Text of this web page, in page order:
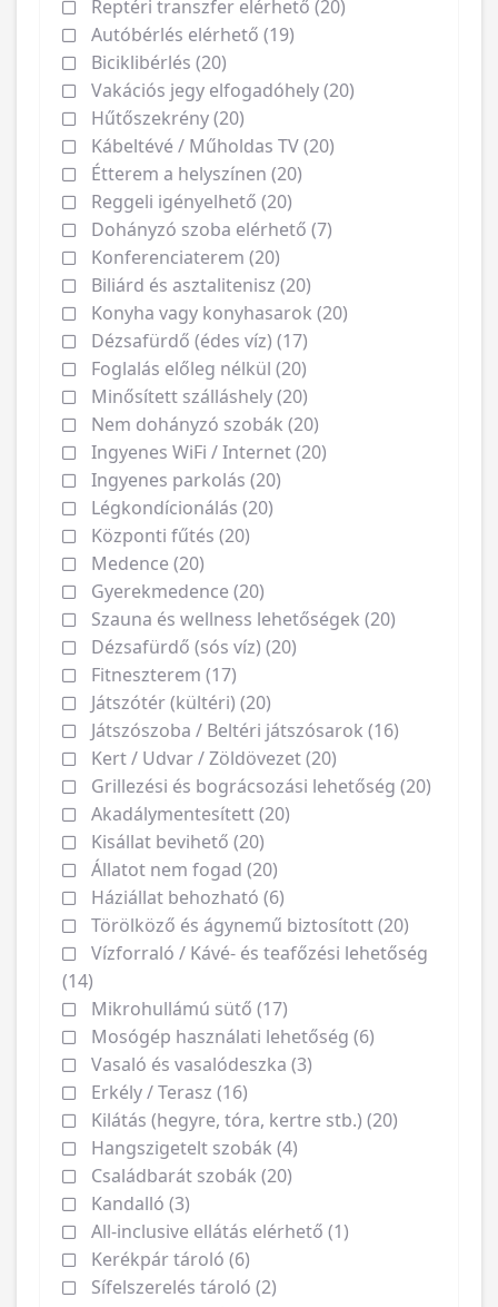
Reptéri transzfer elérhető (20)
Autóbérlés elérhető (19)
Biciklibérlés (20)
Vakációs jegy elfogadóhely (20)
Hűtőszekrény (20)
Kábeltévé / Műholdas TV (20)
Étterem a helyszínen (20)
Reggeli igényelhető (20)
Dohányzó szoba elérhető (7)
Konferenciaterem (20)
Biliárd és asztalitenisz (20)
Konyha vagy konyhasarok (20)
Dézsafürdő (édes víz) (17)
Foglalás előleg nélkül (20)
Minősített szálláshely (20)
Nem dohányzó szobák (20)
Ingyenes WiFi / Internet (20)
Ingyenes parkolás (20)
Légkondícionálás (20)
Központi fűtés (20)
Medence (20)
Gyerekmedence (20)
Szauna és wellness lehetőségek (20)
Dézsafürdő (sós víz) (20)
Fitneszterem (17)
Játszótér (kültéri) (20)
Játszószoba / Beltéri játszósarok (16)
Kert / Udvar / Zöldövezet (20)
Grillezési és bográcsozási lehetőség (20)
Akadálymentesített (20)
Kisállat bevihető (20)
Állatot nem fogad (20)
Háziállat behozható (6)
Törölköző és ágynemű biztosított (20)
Vízforraló / Kávé- és teafőzési lehetőség
(14)
Mikrohullámú sütő (17)
Mosógép használati lehetőség (6)
Vasaló és vasalódeszka (3)
Erkély / Terasz (16)
Kilátás (hegyre, tóra, kertre stb.) (20)
Hangszigetelt szobák (4)
Családbarát szobák (20)
Kandalló (3)
All-inclusive ellátás elérhető (1)
Kerékpár tároló (6)
Sífelszerelés tároló (2)